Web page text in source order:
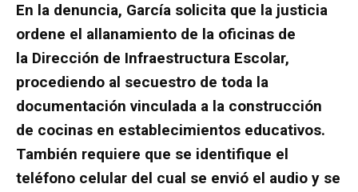
En la denuncia, García solicita que la justicia
ordene el allanamiento de la oficinas de
la Dirección de Infraestructura Escolar,
procediendo al secuestro de toda la
documentación vinculada a la construcción
de cocinas en establecimientos educativos.
También requiere que se identifique el
teléfono celular del cual se envió el audio y se